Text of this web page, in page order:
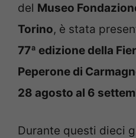
del Museo
Torino, è stata
77ª edizione della
Peperone di
28 agosto al 6
Durante questi dieci